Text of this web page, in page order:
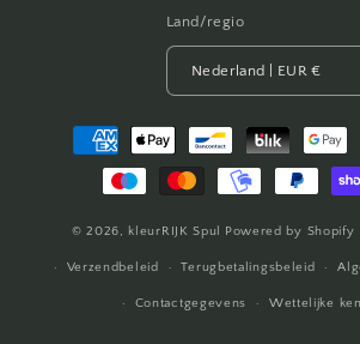
Land/regio
Nederland | EUR €
Betaalmethoden
© 2026, kleurRIJK Spul Powered by Shopify
Verzendbeleid Terugbetalingsbeleid
Contactgegevens Wettelijke